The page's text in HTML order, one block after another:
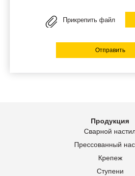
Прикрепить файл
Отправить
Продукция
Сварной
Прессованный
Крепеж
Ступени